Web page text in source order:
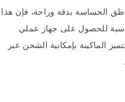
الحساسة بدقة وراحة، فإن هذا
للحصول على جهاز عملي
الماكينة بإمكانية الشحن عبر